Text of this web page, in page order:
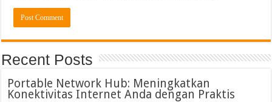
Recent Posts
Portable Network Hub: Meningkatkan
Konektivitas Internet Anda dengan Praktis